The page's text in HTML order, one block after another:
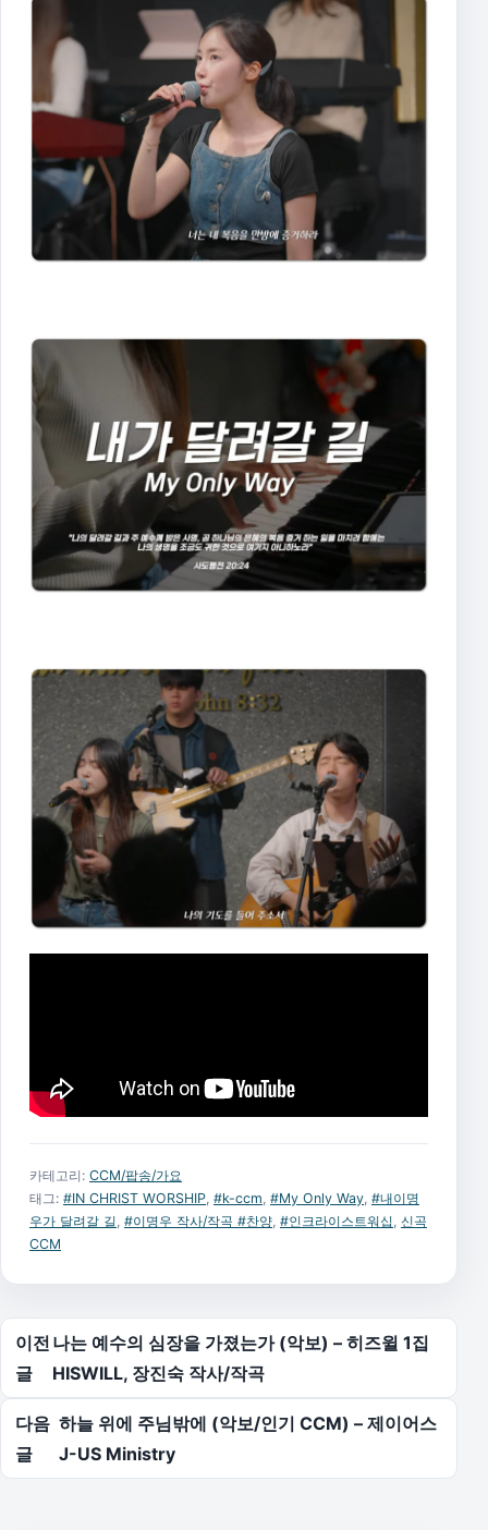
카테고리: CCM/팝송/가요
태그: #IN CHRIST WORSHIP #k-ccm #My Only Way #내이명
우가 달려갈 길 #이명우 작사/작곡 #찬양 #인크라이스트워십 신곡
CCM
글 탐색
이전
글
나는 예수의 심장을 가졌는가 (악보) – 히즈윌 1집
HISWILL, 장진숙 작사/작곡
다음
글
하늘 위에 주님밖에 (악보/인기 CCM) – 제이어스
J-US Ministry